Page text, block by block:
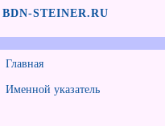
BDN-STEINER.RU
Главная
Именной указатель